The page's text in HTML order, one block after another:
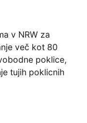
v NRW za
več kot 80
poklice,
tujih poklicnih